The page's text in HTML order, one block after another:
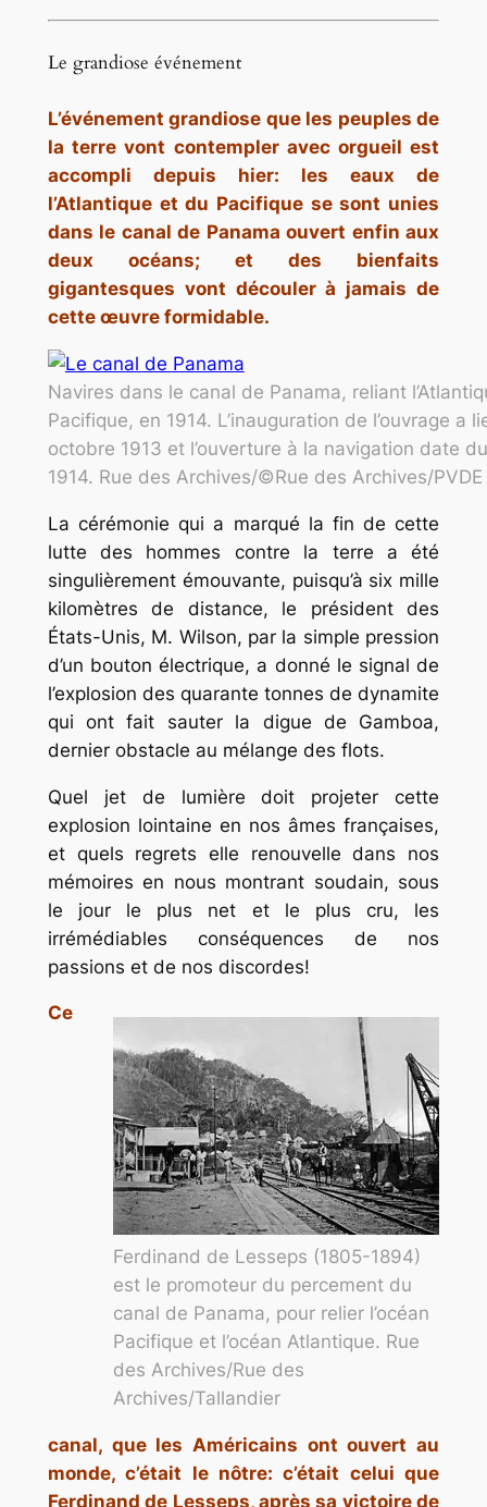
Le grandiose événement
L’événement grandiose que les peuples de
la terre vont contempler avec orgueil est
accompli depuis hier: les eaux de
l’Atlantique et du Pacifique se sont unies
dans le canal de Panama ouvert enfin aux
deux océans; et des bienfaits
gigantesques vont découler à jamais de
cette œuvre formidable.
Navires dans le canal de Panama, reliant
Pacifique, en 1914. L’inauguration de l’ouvrage a
octobre 1913 et l’ouverture à la navigation date
1914. Rue des Archives/©Rue des Archives/PVDE
La cérémonie qui a marqué la fin de cette
lutte des hommes contre la terre a été
singulièrement émouvante, puisqu’à six mille
kilomètres de distance, le président des
États-Unis, M. Wilson, par la simple pression
d’un bouton électrique, a donné le signal de
l’explosion des quarante tonnes de dynamite
qui ont fait sauter la digue de Gamboa,
dernier obstacle au mélange des flots.
Quel jet de lumière doit projeter cette
explosion lointaine en nos âmes françaises,
et quels regrets elle renouvelle dans nos
mémoires en nous montrant soudain, sous
le jour le plus net et le plus cru, les
irrémédiables conséquences de nos
passions et de nos discordes!
Ferdinand de Lesseps (1805-1894)
est le promoteur du percement du
canal de Panama, pour relier l’océan
Pacifique et l’océan Atlantique. Rue
des Archives/Rue des
Archives/Tallandier
Ce
canal, que les Américains ont ouvert au
monde, c’était le nôtre: c’était celui que
Ferdinand de Lesseps, après sa victoire de